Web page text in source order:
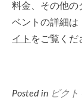
料金、その他の
ベントの詳細
イト をご覧くだ
Posted in ビクト